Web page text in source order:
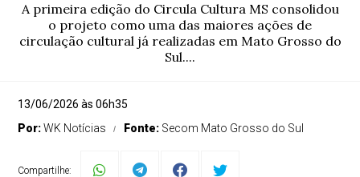
A primeira edição do Circula Cultura MS consolidou
o projeto como uma das maiores ações de
circulação cultural já realizadas em Mato Grosso do
Sul....
13/06/2026 às 06h35
Por:WK Notícias Fonte: Secom Mato Grosso do Sul
Compartilhe: